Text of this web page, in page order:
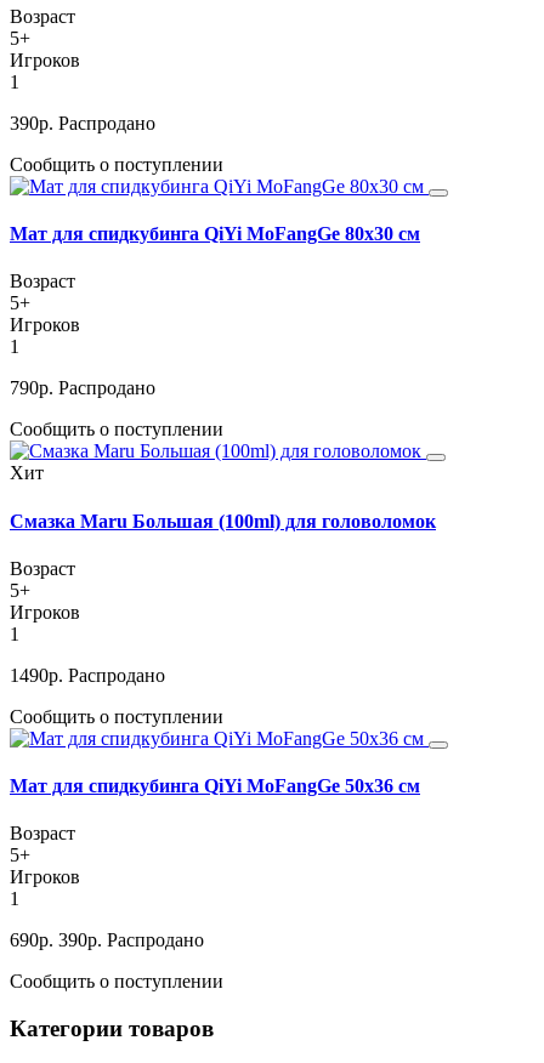
Возраст
5+
Игроков
1
390р. Распродано
Сообщить о поступлении
Мат для спидкубинга QiYi MoFangGe 80х30 см
Возраст
5+
Игроков
1
790р. Распродано
Сообщить о поступлении
Хит
Смазка Maru Большая (100ml) для головоломок
Возраст
5+
Игроков
1
1490р. Распродано
Сообщить о поступлении
Мат для спидкубинга QiYi MoFangGe 50х36 см
Возраст
5+
Игроков
1
690р. 390р. Распродано
Сообщить о поступлении
Категории товаров